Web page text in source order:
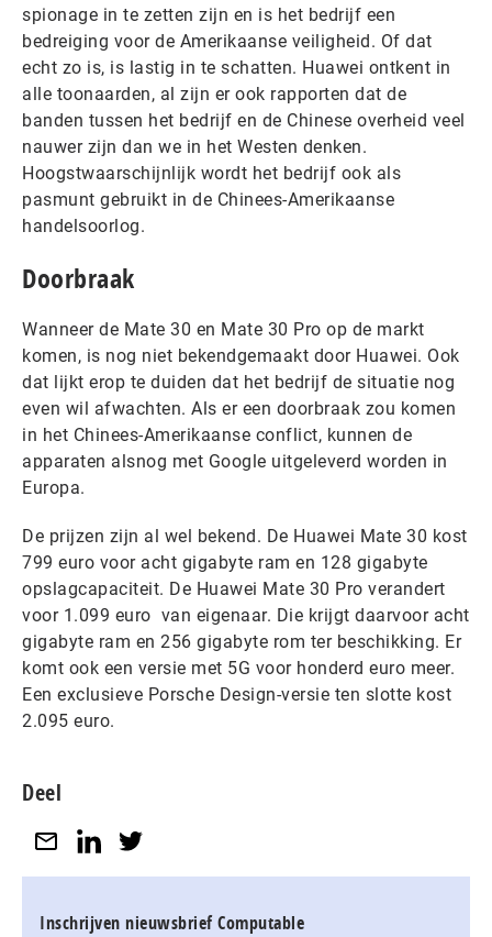
spionage in te zetten zijn en is het bedrijf een
bedreiging voor de Amerikaanse veiligheid. Of dat
echt zo is, is lastig in te schatten. Huawei ontkent in
alle toonaarden, al zijn er ook rapporten dat de
banden tussen het bedrijf en de Chinese overheid veel
nauwer zijn dan we in het Westen denken.
Hoogstwaarschijnlijk wordt het bedrijf ook als
pasmunt gebruikt in de Chinees-Amerikaanse
handelsoorlog.
Doorbraak
Wanneer de Mate 30 en Mate 30 Pro op de markt
komen, is nog niet bekendgemaakt door Huawei. Ook
dat lijkt erop te duiden dat het bedrijf de situatie nog
even wil afwachten. Als er een doorbraak zou komen
in het Chinees-Amerikaanse conflict, kunnen de
apparaten alsnog met Google uitgeleverd worden in
Europa.
De prijzen zijn al wel bekend. De Huawei Mate 30 kost
799 euro voor acht gigabyte ram en 128 gigabyte
opslagcapaciteit. De Huawei Mate 30 Pro verandert
voor 1.099 euro van eigenaar. Die krijgt daarvoor acht
gigabyte ram en 256 gigabyte rom ter beschikking. Er
komt ook een versie met 5G voor honderd euro meer.
Een exclusieve Porsche Design-versie ten slotte kost
2.095 euro.
Deel
Inschrijven nieuwsbrief Computable